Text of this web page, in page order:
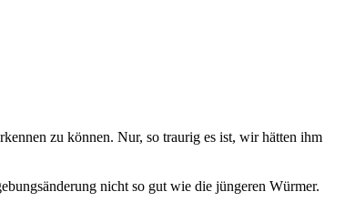
zu können. Nur, so traurig es ist, wir hätten ihm
nicht so gut wie die jüngeren Würmer.